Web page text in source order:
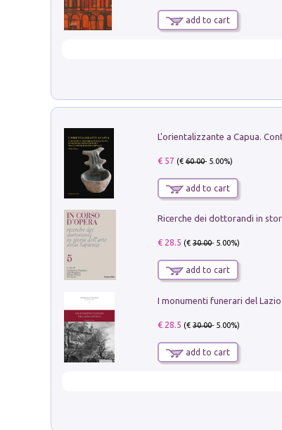
add to cart
€ 57 (€60.00- 5.00%)
add to cart
€ 28.5 (€30.00- 5.00%)
add to cart
€ 28.5 (€30.00- 5.00%)
add to cart